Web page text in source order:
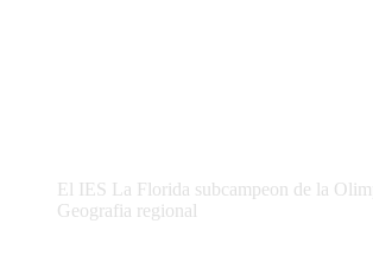
El IES La Florida subcampeon de la
Geografia regional